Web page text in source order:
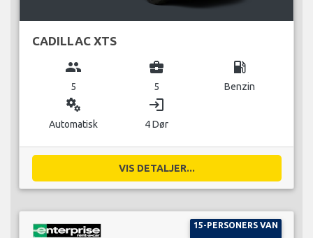
CADILLAC XTS
group
5
business_center
5
local_gas_station
Benzin
miscellaneous_services
Automatisk
login
4 Dør
VIS DETALJER...
15-PERSONERS VAN